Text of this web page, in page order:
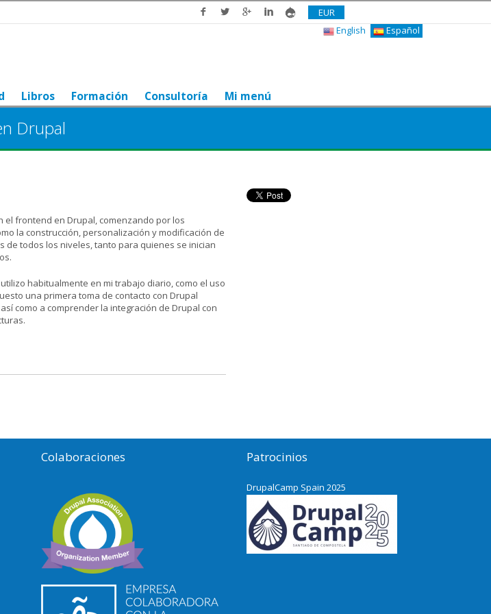
EUR
English
Español
Libros Formación Consultoría Mi menú
Drupal
frontend en Drupal, comenzando por los
la construcción, personalización y modificación de
todos los niveles, tanto para quienes se inician
habitualmente en mi trabajo diario, como el uso
una primera toma de contacto con Drupal
como a comprender la integración de Drupal con
Colaboraciones Patrocinios
DrupalCamp Spain 2025